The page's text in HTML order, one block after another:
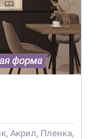
Акрил, Пленка,